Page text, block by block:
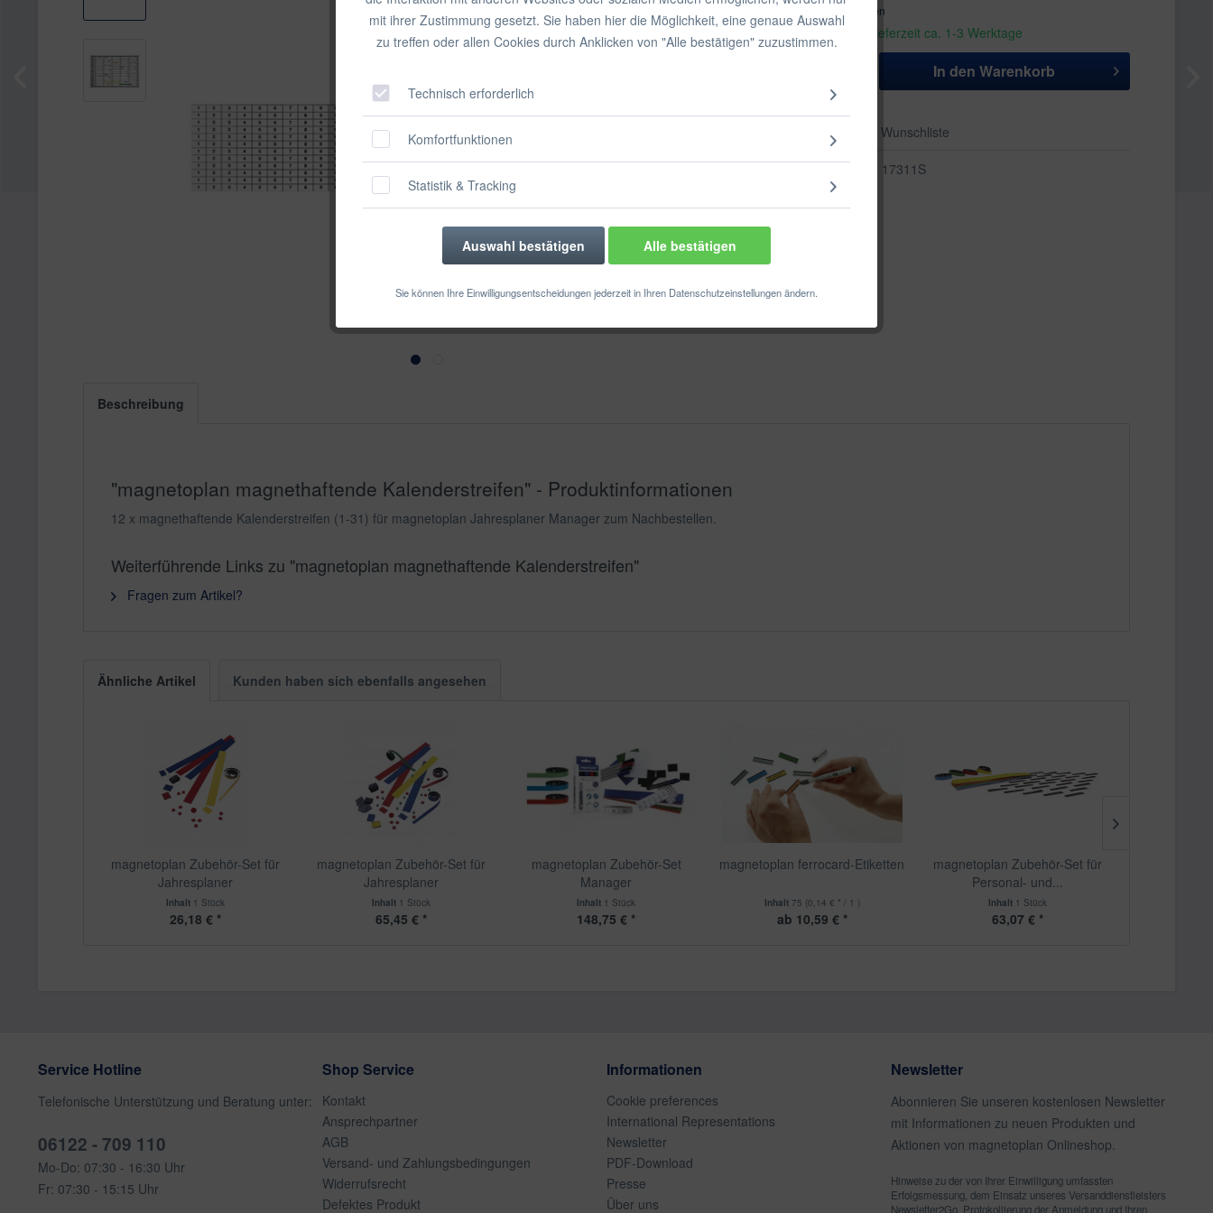
mit ihrer Zustimmung gesetzt. Sie haben hier die Möglichkeit, eine genaue Auswahl
zu treffen oder allen Cookies durch Anklicken von "Alle bestätigen" zuzustimmen.
Technisch erforderlich
Komfortfunktionen
Statistik & Tracking
Auswahl bestätigen Alle bestätigen
Sie können Ihre Einwilligungsentscheidungen jederzeit in Ihren Datenschutzeinstellungen ändern.
inkl. MwSt.
zzgl. Versandkosten
Sofort versandfertig, Lieferzeit ca. 1-3 Werktage
In den Warenkorb
Auf die Wunschliste
17311S
Beschreibung
"magnetoplan magnethaftende Kalenderstreifen" - Produktinformationen
12 x magnethaftende Kalenderstreifen (1-31) für magnetoplan Jahresplaner Manager zum Nachbestellen.
Weiterführende Links zu "magnetoplan magnethaftende Kalenderstreifen"
Fragen zum Artikel?
Ähnliche Artikel Kunden haben sich ebenfalls angesehen
magnetoplan Zubehör-Set für
Jahresplaner
Inhalt 1 Stück
26,18 € *
magnetoplan Zubehör-Set für
Jahresplaner
Inhalt 1 Stück
65,45 € *
magnetoplan Zubehör-Set
Manager
Inhalt 1 Stück
148,75 € *
magnetoplan ferrocard-Etiketten
Inhalt 75 (0,14 € * / 1 )
ab 10,59 € *
magnetoplan Zubehör-Set für
Personal- und...
Inhalt 1 Stück
63,07 € *
Service Hotline
Telefonische Unterstützung und Beratung unter:
06122 - 709 110
Mo-Do: 07:30 - 16:30 Uhr
Fr: 07:30 - 15:15 Uhr
Shop Service
Kontakt
Ansprechpartner
AGB
Versand- und Zahlungsbedingungen
Widerrufsrecht
Defektes Produkt
Informationen
Cookie preferences
International Representations
Newsletter
PDF-Download
Presse
Über uns
Newsletter
Abonnieren Sie unseren kostenlosen Newsletter
mit Informationen zu neuen Produkten und
Aktionen von magnetoplan Onlineshop.
Hinweise zu der von Ihrer Einwilligung umfassten
Erfolgsmessung, dem Einsatz unseres Versanddienstleisters
Newsletter2Go, Protokollierung der Anmeldung und Ihren